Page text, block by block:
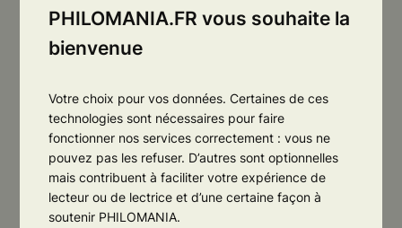
histoire géographique
des humains sur la terre,
limites de la
PHILOMANIA.FR vous souhaite la
bienvenue
Votre choix pour vos données. Certaines de ces
technologies sont nécessaires pour faire
fonctionner nos services correctement : vous ne
pouvez pas les refuser. D’autres sont optionnelles
mais contribuent à faciliter votre expérience de
lecteur ou de lectrice et d’une certaine façon à
soutenir PHILOMANIA.